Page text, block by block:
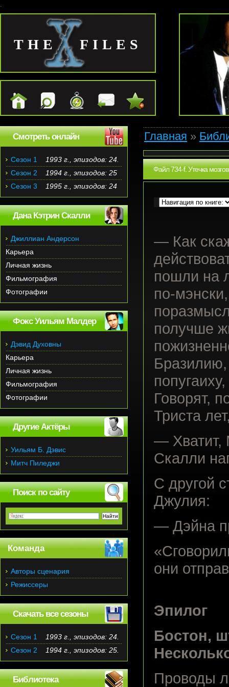
THE FILES
Главная »
Файл 734-f. Утечка
— Как
пошли на
по-
получше
Говорят,
Триста
— Хватит,
Скалли
С другой
Джулия:
— Дэйна
они
Эпилог
Бостон,
Проводы
Смотреть онлайн
Сезон 1
1993 г., эпизодов: 24.
Сезон 2
1994 г., эпизодов: 25
Сезон 3
1995 г., эпизодов: 24
Дана Кэтрин Скалли
Джиллиан Андерсон
Карьера
Личная жизнь
Фильмография
Фотографии
Фокс Уильям Малдер
Дэвид Духовны
Карьера
Личная жизнь
Фильмография
Фотографии
Другие Актёры
Уильям Б. Дэвис
Митч Пиледжи
Поиск по сайту
Команда
Авторы сценария
Режиссеры
Скачать все сезоны
Сезон 1
1993 г., эпизодов: 24.
Сезон 2
1994 г., эпизодов: 25.
Библиотека